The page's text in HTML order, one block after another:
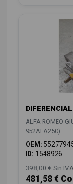
ALFA ROMEO
952AEA250)
OEM:
ID: 1548926
398,00 € Sin IVA
481,58 €